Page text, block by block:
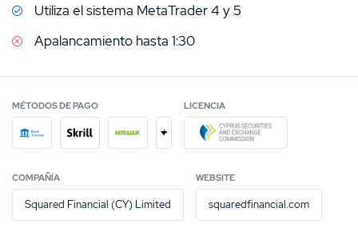
apalancamiento.
de SquaredFinancial.
Utiliza el sistema MetaTrader 4 y 5
Apalancamiento hasta 1:30
MÉTODOS DE PAGO
+
LICENCIA
COMPAÑÍA
Squared Financial (CY) Limited
WEBSITE
squaredfinancial.com